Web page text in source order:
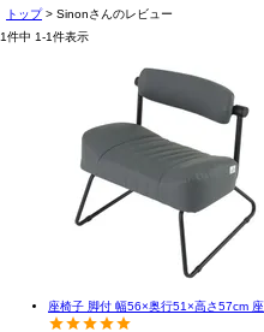
トップ
Sinonさんのレビュー
1件中 1-1件表示
座椅子 脚付 幅56×奥行51×高さ57cm